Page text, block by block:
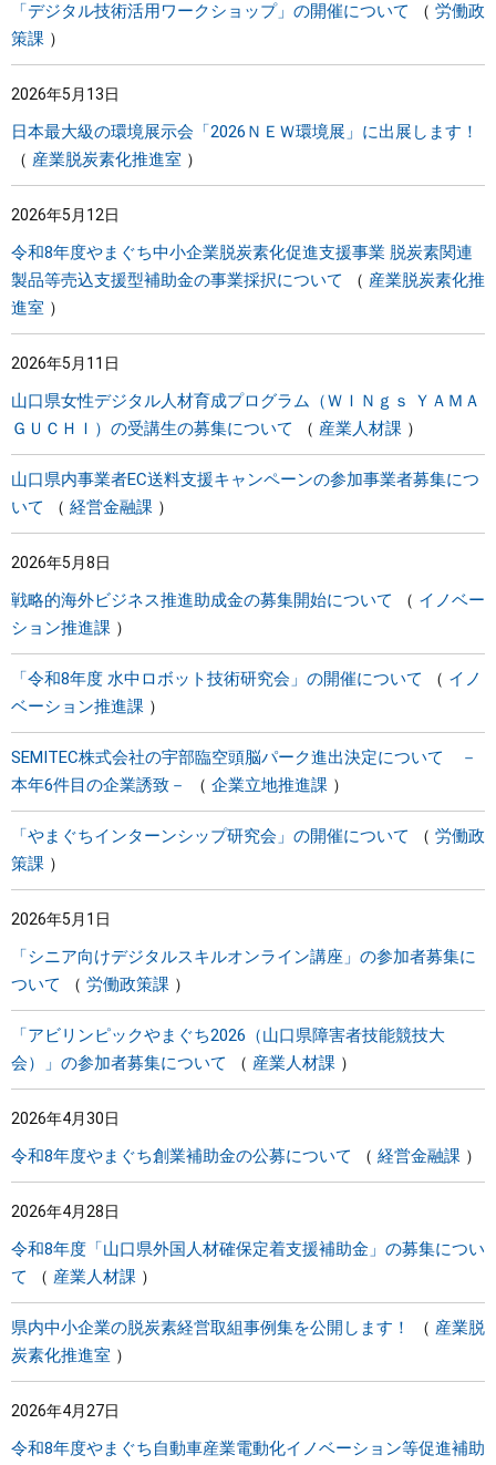
「デジタル技術活用ワークショップ」の開催について
労働政
策課
2026年5月13日
日本最大級の環境展示会「2026ＮＥＷ環境展」に出展します！
産業脱炭素化推進室
2026年5月12日
令和8年度やまぐち中小企業脱炭素化促進支援事業 脱炭素関連
製品等売込支援型補助金の事業採択について
産業脱炭素化推
進室
2026年5月11日
山口県女性デジタル人材育成プログラム（ＷＩＮｇｓ ＹＡＭＡ
ＧＵＣＨＩ）の受講生の募集について
産業人材課
山口県内事業者EC送料支援キャンペーンの参加事業者募集につ
いて
経営金融課
2026年5月8日
戦略的海外ビジネス推進助成金の募集開始について
イノベー
ション推進課
「令和8年度 水中ロボット技術研究会」の開催について
イノ
ベーション推進課
SEMITEC株式会社の宇部臨空頭脳パーク進出決定について －
本年6件目の企業誘致－
企業立地推進課
「やまぐちインターンシップ研究会」の開催について
労働政
策課
2026年5月1日
「シニア向けデジタルスキルオンライン講座」の参加者募集に
ついて
労働政策課
「アビリンピックやまぐち2026（山口県障害者技能競技大
会）」の参加者募集について
産業人材課
2026年4月30日
令和8年度やまぐち創業補助金の公募について 経営金融課
2026年4月28日
令和8年度「山口県外国人材確保定着支援補助金」の募集につい
て
産業人材課
県内中小企業の脱炭素経営取組事例集を公開します！
産業脱
炭素化推進室
2026年4月27日
令和8年度やまぐち自動車産業電動化イノベーション等促進補助